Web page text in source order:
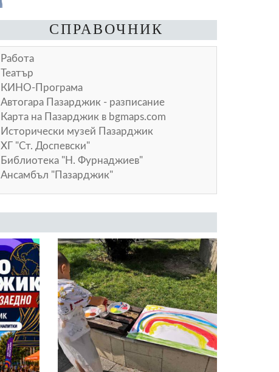
СПРАВОЧНИК
Работа
Театър
КИНО-Програма
Автогара Пазарджик - разписание
Карта на Пазарджик в bgmaps.com
Исторически музей Пазарджик
ХГ "Ст. Доспевски"
Библиотека "Н. Фурнаджиев"
Ансамбъл "Пазарджик"